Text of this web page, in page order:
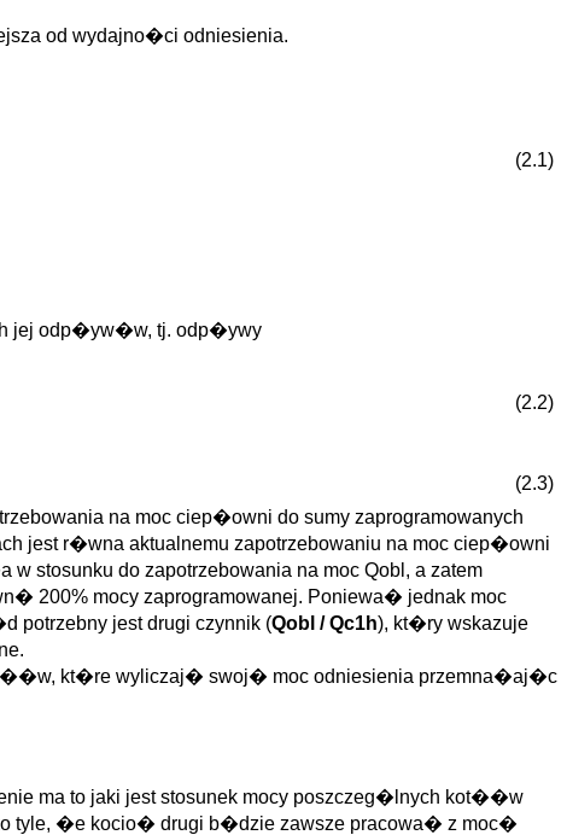
od wydajno�ci odniesienia.
(2.1)
jej odp�yw�w, tj. odp�ywy
(2.2)
(2.3)
na moc ciep�owni do sumy zaprogramowanych
jest r�wna aktualnemu zapotrzebowaniu na moc ciep�owni
do zapotrzebowania na moc Qobl, a zatem
mocy zaprogramowanej. Poniewa� jednak moc
potrzebny jest drugi czynnik (Qobl / Qc1h), kt�ry wskazuje
kt�re wyliczaj� swoj� moc odniesienia przemna�aj�c
ma to jaki jest stosunek mocy poszczeg�lnych kot��w
tyle, �e kocio� drugi b�dzie zawsze pracowa� z moc�